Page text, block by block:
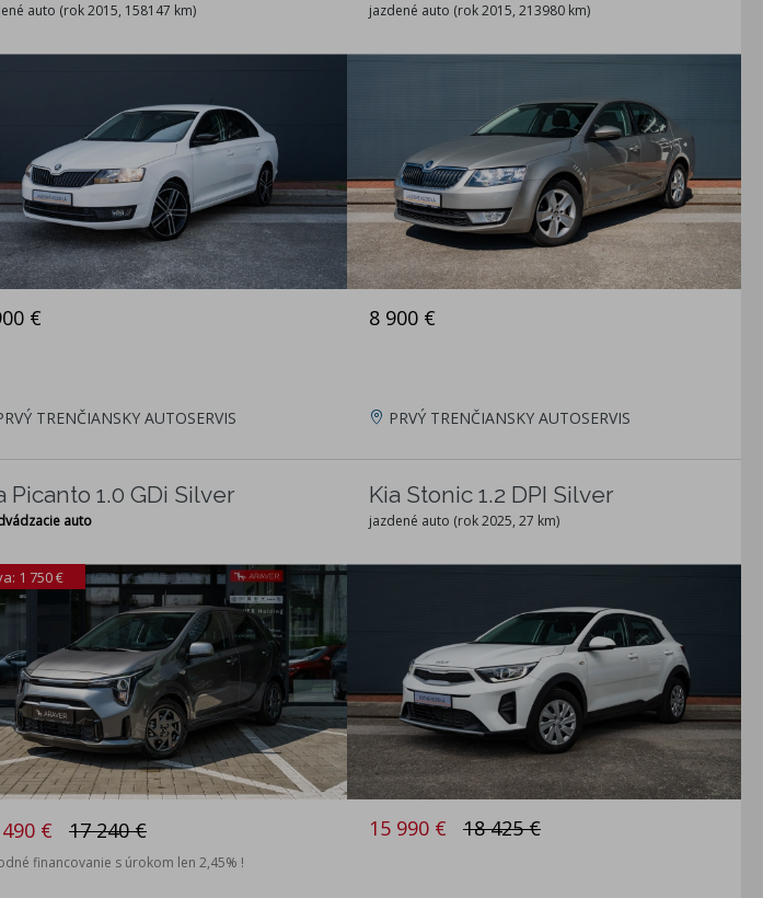
auto (rok 2015, 158147 km)
€
TRENČIANSKY AUTOSERVIS
jazdené auto (rok 2015, 213980 km)
8 900 €
PRVÝ TRENČIANSKY AUTOSERVIS
Picanto 1.0 GDi Silver
auto
1 750 €
€ 17 240 €
financovanie s úrokom len 2,45% !
Kia Stonic 1.2 DPI Silver
jazdené auto (rok 2025, 27 km)
15 990 € 18 425 €